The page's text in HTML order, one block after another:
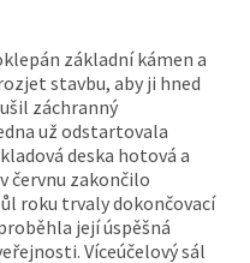
základní kámen a
stavbu, aby ji hned
záchranný
už odstartovala
deska hotová a
červnu zakončilo
roku trvaly dokončovací
její úspěšná
Víceúčelový sál